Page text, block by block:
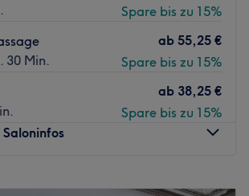
um die Kunden kümmern. Sie sind
sie ihre Kunden mit großer Sorgfalt
behandeln, um sicherzustellen, dass
und entspannend wie möglich
Spa.
Spare bis zu 15%
30 Min.
ab 55,25 €
Spare bis zu 15%
ab 38,25 €
Spare bis zu 15%